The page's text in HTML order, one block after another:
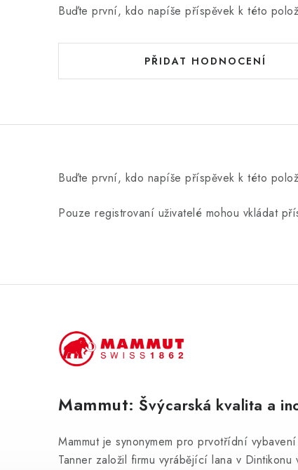
Buďte první, kdo napíše příspěvek k této
PŘIDAT HODNOCENÍ
Buďte první, kdo napíše příspěvek k této
Pouze registrovaní uživatelé mohou vkládat
Mammut: Švýcarská kvalita a
Mammut je synonymem pro prvotřídní
Tanner založil firmu vyrábějící lana v